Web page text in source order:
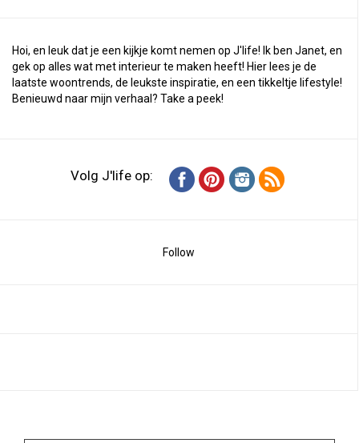
Hoi, en leuk dat je een kijkje komt nemen op J'life! Ik ben Janet, en
gek op alles wat met interieur te maken heeft! Hier lees je de
laatste woontrends, de leukste inspiratie, en een tikkeltje lifestyle!
Benieuwd naar mijn verhaal? Take a peek!
Volg J'life op:
Follow